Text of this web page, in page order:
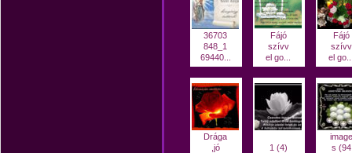
36703
848_1
69440...
Fájó
szívv
el go...
Fájó
szívv
el
Drága
,jó
1 (4)
image
s (94